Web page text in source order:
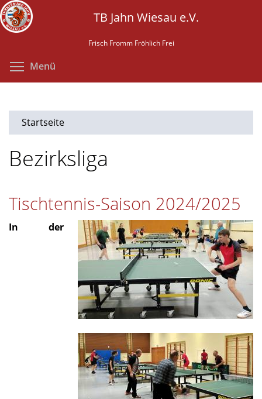
Direkt
zum
Inhalt
TB Jahn Wiesau e.V.
Frisch Fromm Fröhlich Frei
Menü
Startseite
Bezirksliga
Tischtennis-Saison 2024/2025
In der